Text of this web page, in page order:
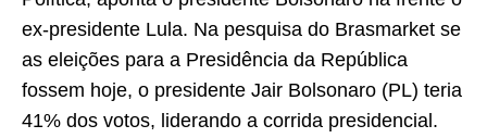
ex-presidente Lula. Na pesquisa do Brasmarket se
as eleições para a Presidência da República
fossem hoje, o presidente Jair Bolsonaro (PL) teria
41% dos votos, liderando a corrida presidencial.